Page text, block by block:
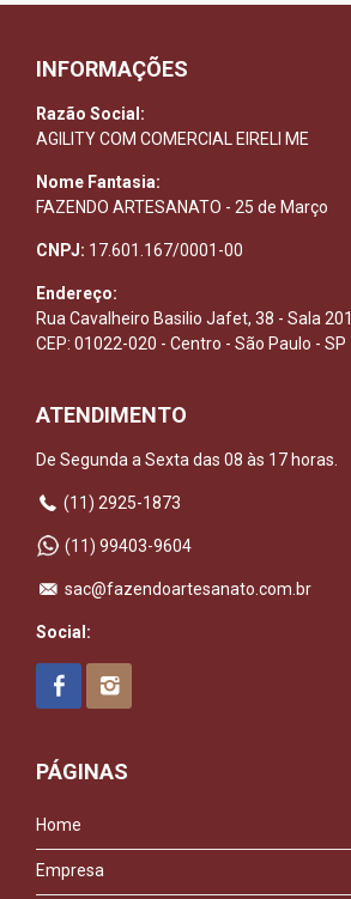
INFORMAÇÕES
Razão Social:
AGILITY COM COMERCIAL EIRELI ME
Nome Fantasia:
FAZENDO ARTESANATO - 25 de Março
CNPJ: 17.601.167/0001-00
Endereço:
Rua Cavalheiro Basilio Jafet, 38 - Sala 201
CEP: 01022-020 - Centro - São Paulo - SP
ATENDIMENTO
De Segunda a Sexta das 08 às 17 horas.
(11) 2925-1873
(11) 99403-9604
sac@fazendoartesanato.com.br
Social:
PÁGINAS
Home
Empresa